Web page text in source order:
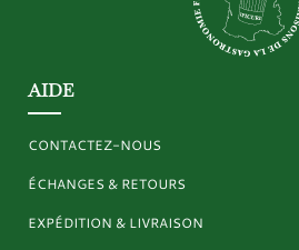
AIDE
CONTACTEZ-NOUS
ÉCHANGES & RETOURS
EXPÉDITION & LIVRAISON